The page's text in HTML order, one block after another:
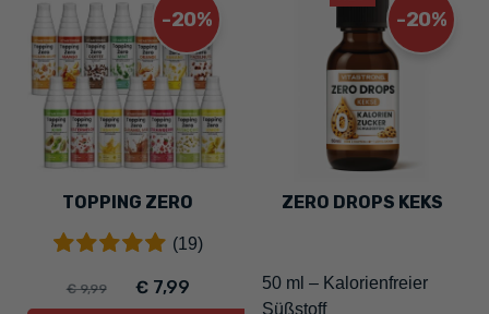
-20%
TOPPING ZERO
(19)
€ 9,99 € 7,99
-20%
ZERO DROPS KEKS
50 ml – Kalorienfreier
Süßstoff